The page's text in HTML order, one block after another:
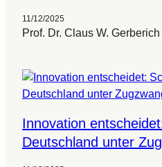
11/12/2025
Prof. Dr. Claus W. Gerberich
Innovation
Deutschland unter